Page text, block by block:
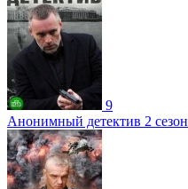
9
Анонимный детектив 2 сезон